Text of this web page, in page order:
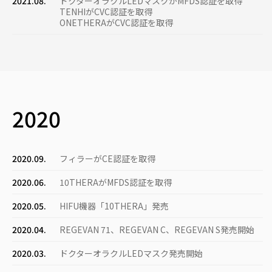
TENHIがCVC認証を取得
ONETHERAがCVC認証を取得
2020
2020.09.
フィラーがCE認証を取得
2020.06.
10THERAがMFDS認証を取得
2020.05.
HIFU機器「10THERA」発売
2020.04.
REGEVAN 71、REGEVAN C、REGEVAN S発売開始
2020.03.
ドクターオラクルLEDマスク発売開始